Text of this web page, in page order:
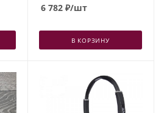
разъем QD, один динамик
6 782₽/шт
В КОРЗИНУ